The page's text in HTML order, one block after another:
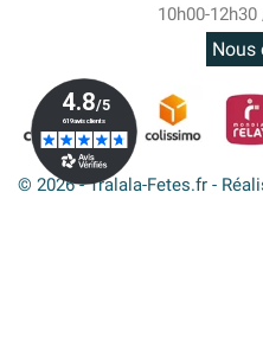
10h00-
Nous
© 2026 - Tralala-Fetes.fr -